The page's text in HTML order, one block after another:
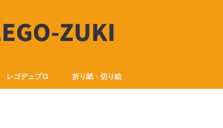
レゴデュプロ 折り紙・切り絵